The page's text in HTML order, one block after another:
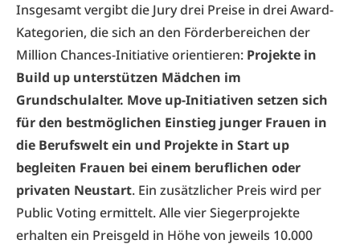
Insgesamt vergibt die Jury drei Preise in drei Award-
Kategorien, die sich an den Förderbereichen der
Million Chances-Initiative orientieren: Projekte in
Build up unterstützen Mädchen im
Grundschulalter. Move up-Initiativen setzen sich
für den bestmöglichen Einstieg junger Frauen in
die Berufswelt ein und Projekte in Start up
begleiten Frauen bei einem beruflichen oder
privaten Neustart. Ein zusätzlicher Preis wird per
Public Voting ermittelt. Alle vier Siegerprojekte
erhalten ein Preisgeld in Höhe von jeweils 10.000